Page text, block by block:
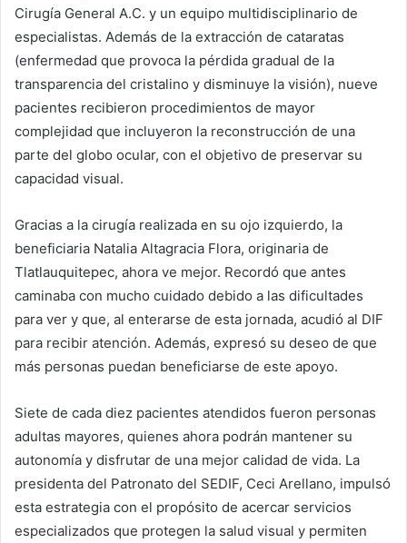
Cirugía General A.C. y un equipo multidisciplinario de
especialistas. Además de la extracción de cataratas
(enfermedad que provoca la pérdida gradual de la
transparencia del cristalino y disminuye la visión), nueve
pacientes recibieron procedimientos de mayor
complejidad que incluyeron la reconstrucción de una
parte del globo ocular, con el objetivo de preservar su
capacidad visual.
Gracias a la cirugía realizada en su ojo izquierdo, la
beneficiaria Natalia Altagracia Flora, originaria de
Tlatlauquitepec, ahora ve mejor. Recordó que antes
caminaba con mucho cuidado debido a las dificultades
para ver y que, al enterarse de esta jornada, acudió al DIF
para recibir atención. Además, expresó su deseo de que
más personas puedan beneficiarse de este apoyo.
Siete de cada diez pacientes atendidos fueron personas
adultas mayores, quienes ahora podrán mantener su
autonomía y disfrutar de una mejor calidad de vida. La
presidenta del Patronato del SEDIF, Ceci Arellano, impulsó
esta estrategia con el propósito de acercar servicios
especializados que protegen la salud visual y permiten